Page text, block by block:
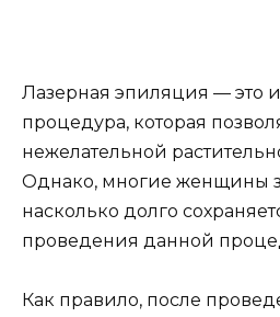
Лазерная эпиляция — это
процедура, которая
нежелательной
Однако, многие женщины
насколько долго
проведения данной
Как правило, после